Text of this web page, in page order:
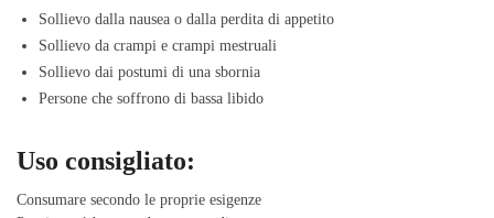
Sollievo dalla nausea o dalla perdita di appetito
Sollievo da crampi e crampi mestruali
Sollievo dai postumi di una sbornia
Persone che soffrono di bassa libido
Uso consigliato:
Consumare secondo le proprie esigenze